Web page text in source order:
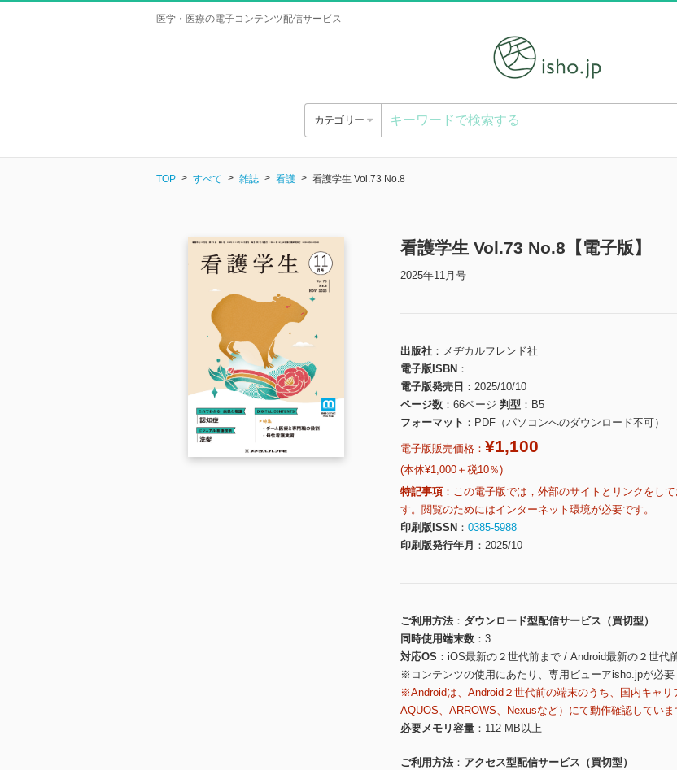
医学・医療の電子コンテンツ配信サービス
カテゴリー
TOP すべて 雑誌 看護 看護学生 Vol.73 No.8
看護学生 Vol.73 No.8【電子版】
2025年11月号
出版社
メヂカルフレンド社
電子版ISBN
電子版発売日
2025/10/10
ページ数
66ページ 判型
B5
フォーマット
PDF（パソコンへのダウンロード不可）
電子版販売価格： ¥1,100
(本体¥1,000＋税10％)
特記事項
この電子版では，外部のサイトとリンクをして
す。閲覧のためにはインターネット環境が必要です。
印刷版ISSN
0385-5988
印刷版発行年月
2025/10
ご利用方法
ダウンロード型配信サービス（買切型）
同時使用端末数
3
対応OS
iOS最新の２世代前まで / Android最新の２世代
※コンテンツの使用にあたり、専用ビューアisho.jpが必要
※Androidは、Android２世代前の端末のうち、国内キャリ
AQUOS、ARROWS、Nexusなど）にて動作確認していま
必要メモリ容量
112 MB以上
ご利用方法
アクセス型配信サービス（買切型）